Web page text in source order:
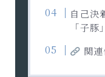
自己決
「子
関